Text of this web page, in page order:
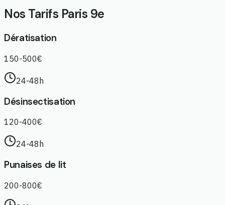
Nos Tarifs Paris 9e
Dératisation
150-500€
24-48h
Désinsectisation
120-400€
24-48h
Punaises de lit
200-800€